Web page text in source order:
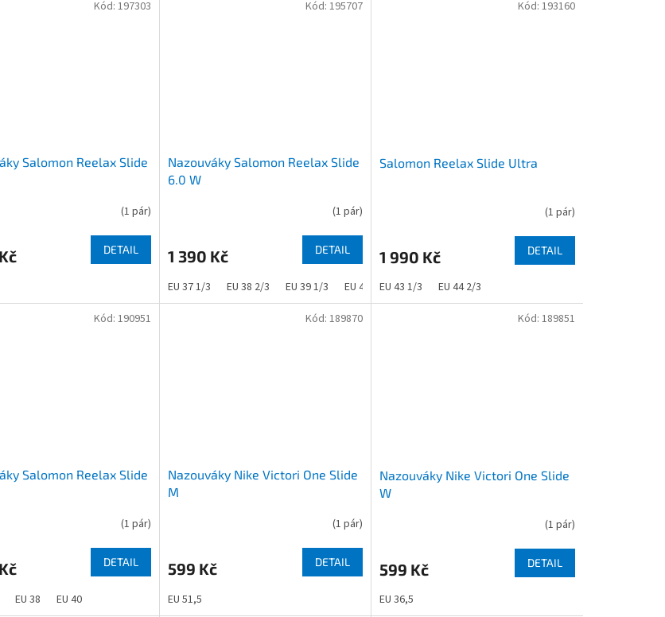
Salomon Reelax Slide
(1 pár)
DETAIL
Kód: 197303
Nazouváky Salomon Reelax Slide
6.0 W
je
z
5
(1 pár)
1 390 Kč DETAIL
EU 37 1/3 EU 38 2/3 EU 39 1/3 EU 40
Kód: 195707
Salomon Reelax Slide Ultra
(1 pár)
1 990 Kč DETAIL
EU 43 1/3 EU 44 2/3
Kód: 193160
Salomon Reelax Slide
(1 pár)
DETAIL
EU 38 EU 40
Kód: 190951
Nazouváky Nike Victori One Slide
M
(1 pár)
599 Kč DETAIL
EU 51,5
Kód: 189870
Nazouváky Nike Victori One Slide
W
je
z
(1 pár)
599 Kč DETAIL
EU 36,5
Kód: 189851